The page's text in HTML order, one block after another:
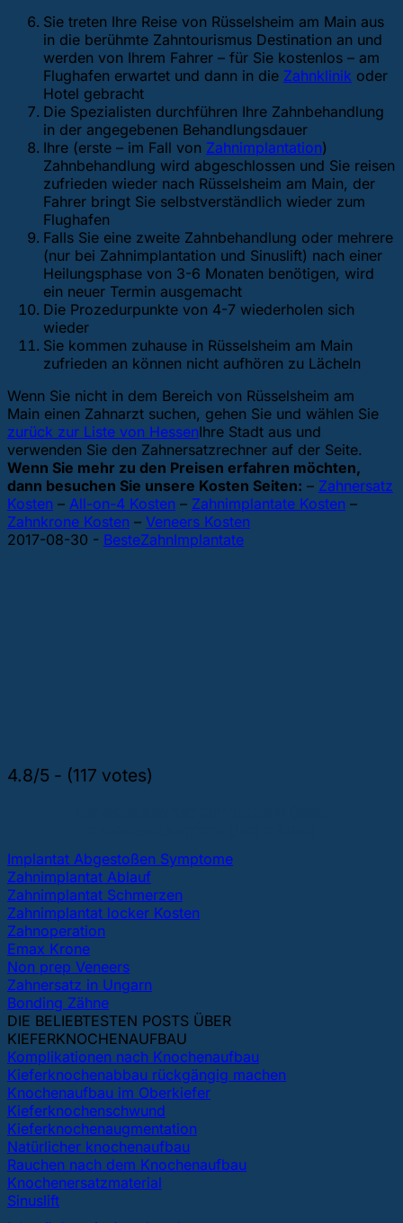
Sie treten Ihre Reise von Rüsselsheim am Main aus
in die berühmte Zahntourismus Destination an und
werden von Ihrem Fahrer – für Sie kostenlos – am
Flughafen erwartet und dann in die Zahnklinik oder
Hotel gebracht
Die Spezialisten durchführen Ihre Zahnbehandlung
in der angegebenen Behandlungsdauer
Ihre (erste – im Fall von Zahnimplantation)
Zahnbehandlung wird abgeschlossen und Sie reisen
zufrieden wieder nach Rüsselsheim am Main, der
Fahrer bringt Sie selbstverständlich wieder zum
Flughafen
Falls Sie eine zweite Zahnbehandlung oder mehrere
(nur bei Zahnimplantation und Sinuslift) nach einer
Heilungsphase von 3-6 Monaten benötigen, wird
ein neuer Termin ausgemacht
Die Prozedurpunkte von 4-7 wiederholen sich
wieder
Sie kommen zuhause in Rüsselsheim am Main
zufrieden an können nicht aufhören zu Lächeln
Wenn Sie nicht in dem Bereich von Rüsselsheim am
Main einen Zahnarzt suchen, gehen Sie
zurück zur Liste von Hessen
und wählen Sie
Ihre Stadt aus und
verwenden Sie den Zahnersatzrechner auf der Seite.
Wenn Sie mehr zu den Preisen erfahren möchten,
dann besuchen Sie unsere Kosten Seiten: – Zahnersatz
Kosten – All-on-4 Kosten – Zahnimplantate Kosten –
Zahnkrone Kosten – Veneers Kosten
2017-08-30 - BesteZahnImplantate
4.8/5 - (117 votes)
Implantat Abgestoßen Symptome
Zahnimplantat Ablauf
Zahnimplantat Schmerzen
Zahnimplantat locker Kosten
Zahnoperation
Emax Krone
Non prep Veneers
Zahnersatz in Ungarn
Bonding Zähne
DIE BELIEBTESTEN POSTS ÜBER
KIEFERKNOCHENAUFBAU
Komplikationen nach Knochenaufbau
Kieferknochenabbau rückgängig machen
Knochenaufbau im Oberkiefer
Kieferknochenschwund
Kieferknochenaugmentation
Natürlicher knochenaufbau
Rauchen nach dem Knochenaufbau
Knochenersatzmaterial
Sinuslift